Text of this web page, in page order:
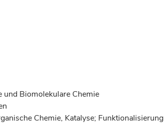
Biomolekulare Chemie
Chemie, Katalyse; Funktionalisierung